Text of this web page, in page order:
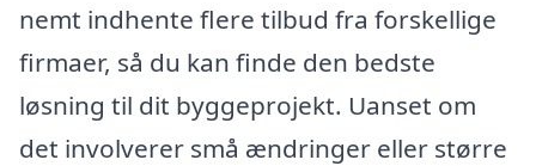
nemt indhente flere tilbud fra forskellige
firmaer, så du kan finde den bedste
løsning til dit byggeprojekt. Uanset om
det involverer små ændringer eller større